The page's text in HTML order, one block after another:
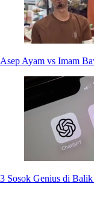
Asep Ayam vs Imam
3 Sosok Genius di